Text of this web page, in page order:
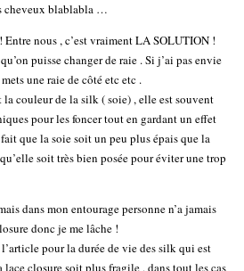
cheveux blablabla …
nous , c’est vraiment LA SOLUTION !
puisse changer de raie . Si j’ai pas envie
une raie de côté etc etc .
couleur de la silk ( soie) , elle est souvent
pour les foncer tout en gardant un effet
que la soie soit un peu plus épais que la
soit très bien posée pour éviter une trop
dans mon entourage personne n’a jamais
donc je me lâche !
pour la durée de vie des silk qui est